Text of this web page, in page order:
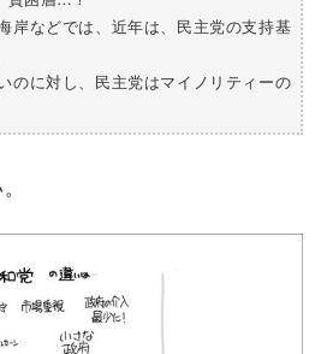
岸などでは、近年は、民主党の支持基
のに対し、民主党はマイノリティーの